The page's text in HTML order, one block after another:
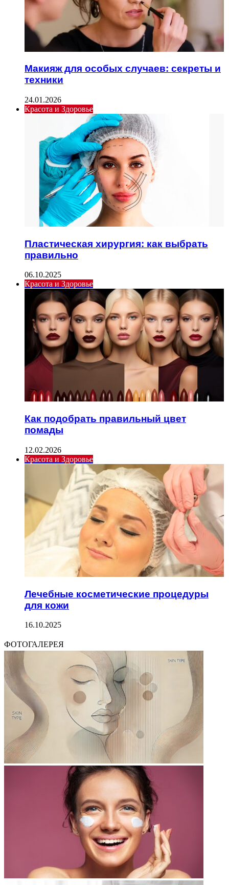
Макияж для особых случаев: секреты и
техники
24.01.2026
Красота и Здоровье
Пластическая хирургия: как выбрать
правильно
06.10.2025
Красота и Здоровье
Как подобрать правильный цвет
помады
12.02.2026
Красота и Здоровье
Лечебные косметические процедуры
для кожи
16.10.2025
ФОТОГАЛЕРЕЯ